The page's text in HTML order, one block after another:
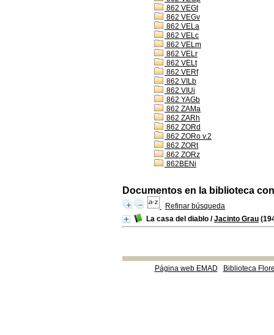
862 VEGt
862 VEGv
862 VELa
862 VELc
862 VELm
862 VELr
862 VELt
862 VERf
862 VILb
862 VIUi
862 YAGb
862 ZAMa
862 ZARh
862 ZORd
862 ZORo v.2
862 ZORt
862 ZORz
862BENi
Documentos en la biblioteca
Refinar búsqueda
La casa del diablo /Jacinto Grau
Página web EMAD Biblioteca